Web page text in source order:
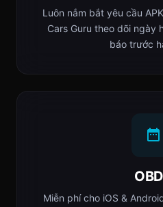
Luôn nắm bắt yêu cầu
Cars Guru theo dõi ngày
báo trước
Miễn phí cho iOS &